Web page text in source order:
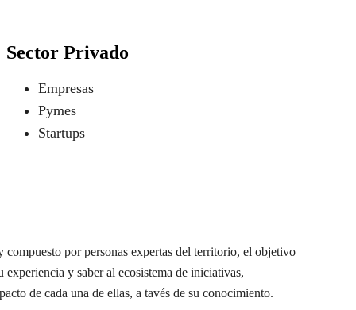
Sector Privado
Empresas
Pymes
Startups
por personas expertas del territorio, el objetivo
experiencia y saber al ecosistema de iniciativas,
de cada una de ellas, a tavés de su conocimiento.